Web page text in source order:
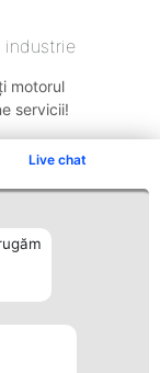
Live chat
industrie
motorul
servicii!